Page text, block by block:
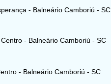
- Balneário Camboriú - SC
- Balneário Camboriú - SC
- Balneário Camboriú - SC